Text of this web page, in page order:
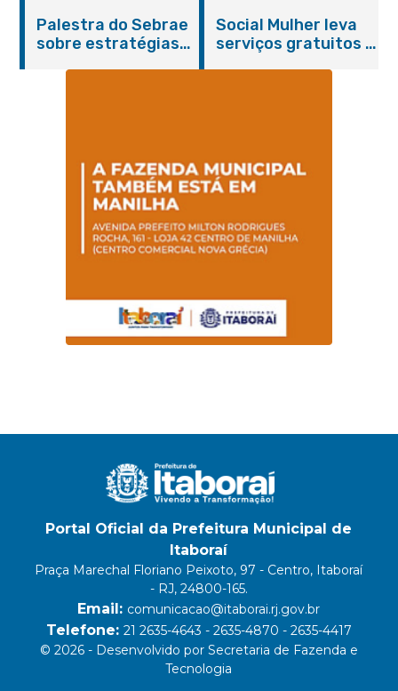
promovem
conscientização
sobre hanseníase
Palestra do Sebrae
sobre estratégias
Social Mulher leva
serviços gratuitos à
Portal Oficial da Prefeitura Municipal de
Itaboraí
Praça Marechal Floriano Peixoto, 97 - Centro, Itaboraí
- RJ, 24800-165.
Email: comunicacao@itaborai.rj.gov.br
Telefone: 21 2635-4643 - 2635-4870 - 2635-4417
© 2026 - Desenvolvido por Secretaria de Fazenda e
Tecnologia